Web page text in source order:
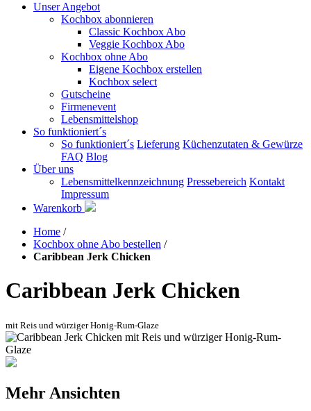
Unser Angebot
Kochbox abonnieren
Classic Kochbox Abo
Veggie Kochbox Abo
Kochbox ohne Abo
Eigene Kochbox erstellen
Kochbox select
Gutscheine
Firmenevent
Lebensmittelshop
So funktioniert´s
So funktioniert´s Lieferung Küchenzutaten & Gewürze
FAQ Blog
Über uns
Lebensmittelkennzeichnung Pressebereich Kontakt
Impressum
Warenkorb
Home /
Kochbox ohne Abo bestellen /
Caribbean Jerk Chicken
Caribbean Jerk Chicken
mit Reis und würziger Honig-Rum-Glaze
Mehr Ansichten